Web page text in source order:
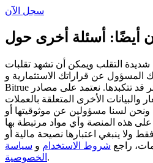
نسخ التداول
انضم إلى أفضل المتداولين
سجل الآن
أيضًا: أسئلة أخرى حول
شديدة التقلب ويمكن أن تشهد تقلبات
عن قراراتك الاستثمارية و
Bitrue ليست مسؤولة عن أي خسائر قد تتكبدها. نعتمد على مصادر
الأخرى المتعلقة بالعملات
ونحن لسنا مسؤولين عن موثوقيتها أو
على هذه المنصة وأي مواد مرتبطة بها
ولا ينبغي اعتبارها نصيحة مالية أو
راجع شروط الاستخدام و سياسة
الخصوصية .